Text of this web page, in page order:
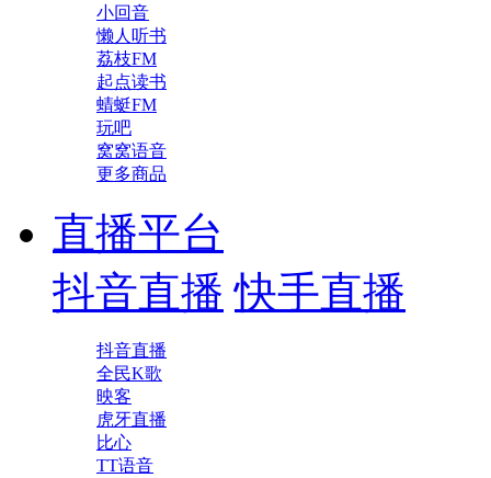
小回音
懒人听书
荔枝FM
起点读书
蜻蜓FM
玩吧
窝窝语音
更多商品
直播平台
抖音直播 快手直播
抖音直播
全民K歌
映客
虎牙直播
比心
TT语音